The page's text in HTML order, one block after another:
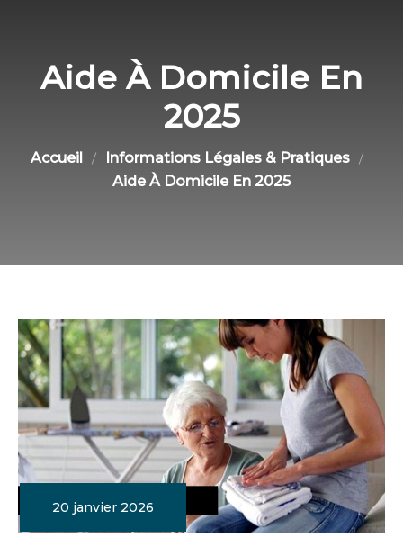
Aide À Domicile En
2025
Accueil
Informations Légales & Pratiques
Aide À Domicile En 2025
20 janvier 2026